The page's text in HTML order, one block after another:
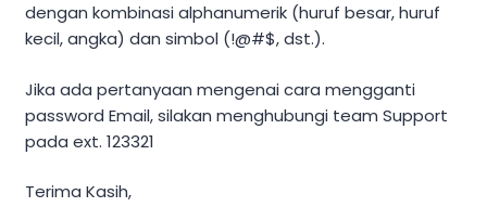
dengan kombinasi alphanumerik (huruf besar, huruf
kecil, angka) dan simbol (!@#$, dst.).
Jika ada pertanyaan mengenai cara mengganti
password Email, silakan menghubungi team Support
pada ext. 123321
Terima Kasih,